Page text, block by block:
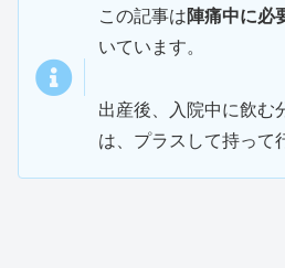
この記事は陣痛中に必
いています。
出産後、入院中に飲む
は、プラスして持って